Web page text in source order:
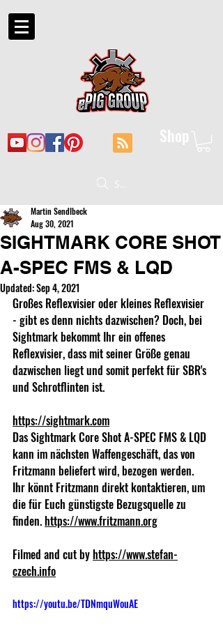
Shop
Suche
SIGHTMARK CORE SHOT
A-SPEC FMS & LQD
Martin Sendlbeck
Aug 30, 2021
Updated:Sep 4, 2021
Großes Reflexvisier oder kleines Reflexvisier
- gibt es denn nichts dazwischen? Doch, bei
Sightmark bekommt Ihr ein offenes
Reflexvisier, dass mit seiner Größe genau
dazwischen liegt und somit perfekt für SBR's
und Schrotflinten ist.
https://sightmark.com
Das Sightmark Core Shot A-SPEC FMS & LQD
kann im nächsten Waffengeschäft, das von
Fritzmann beliefert wird, bezogen werden.
Ihr könnt Fritzmann direkt kontaktieren, um
die für Euch günstigste Bezugsquelle zu
finden. https://www.fritzmann.org
Filmed and cut by https://www.stefan-
czech.info
https://youtu.be/TDNmquWouAE